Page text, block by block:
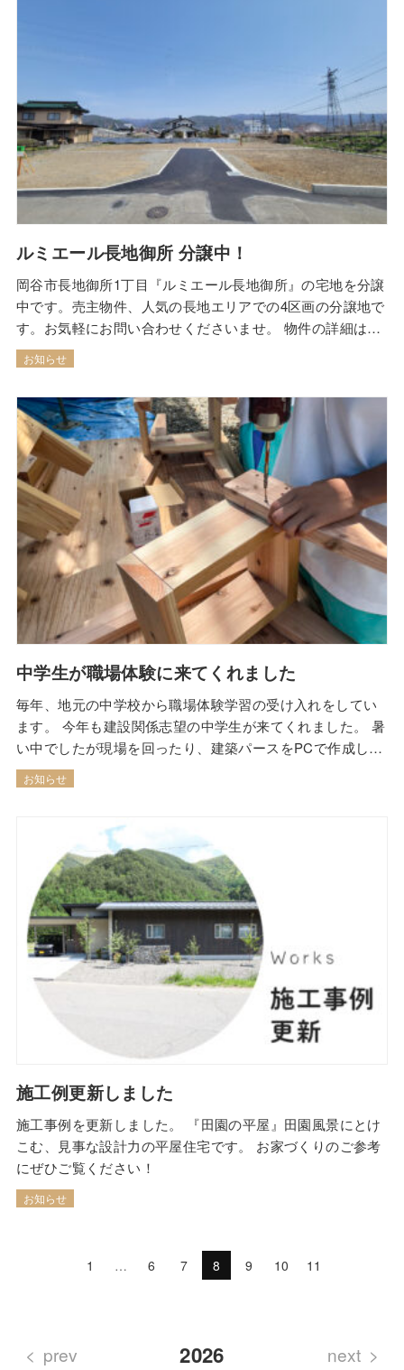
ルミエール長地御所 分譲中！
岡谷市長地御所1丁目『ルミエール長地御所』の宅地を分譲
中です。売主物件、人気の長地エリアでの4区画の分譲地で
す。お気軽にお問い合わせくださいませ。 物件の詳細は下
記ボタンからご覧いただけます。（外部サイト「ココス
マ」を開きます）
お知らせ
中学生が職場体験に来てくれました
毎年、地元の中学校から職場体験学習の受け入れをしてい
ます。 今年も建設関係志望の中学生が来てくれました。 暑
い中でしたが現場を回ったり、建築パースをPCで作成した
りしてもらいました。 またものづくりの一環として【イス
作り】に取り組んでもらいました。 木製のキットを組み立
いですが、出来上がりは立派です！ 小…
お知らせ
施工例更新しました
施工事例を更新しました。 『田園の平屋』田園風景にとけ
こむ、見事な設計力の平屋住宅です。 お家づくりのご参考
にぜひご覧ください！
お知らせ
1 … 6 7 8 9 10 11
prev 2026 next